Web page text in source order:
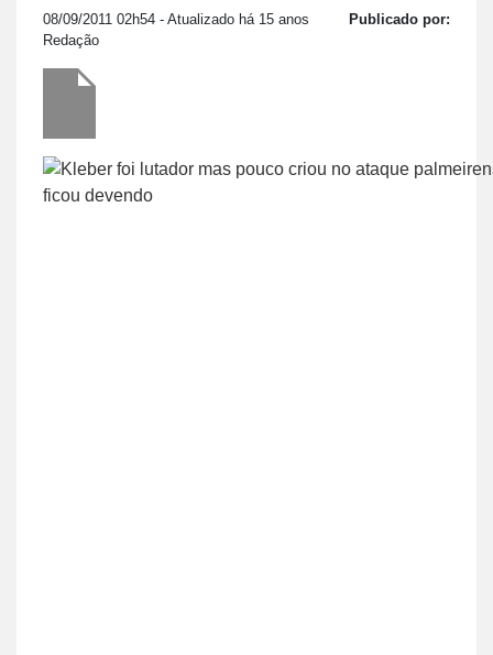
08/09/2011 02h54 - Atualizado há 15 anos
Publicado por:
Redação